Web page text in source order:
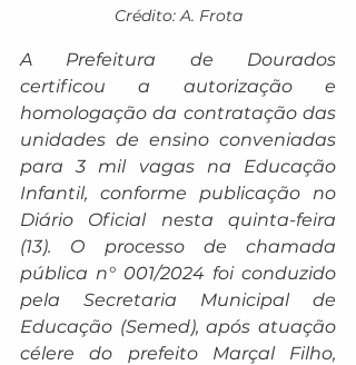
Crédito: A. Frota
A Prefeitura de Dourados
certificou a autorização e
homologação da contratação das
unidades de ensino conveniadas
para 3 mil vagas na Educação
Infantil, conforme publicação no
Diário Oficial nesta quinta-feira
(13). O processo de chamada
pública n° 001/2024 foi conduzido
pela Secretaria Municipal de
Educação (Semed), após atuação
célere do prefeito Marçal Filho,